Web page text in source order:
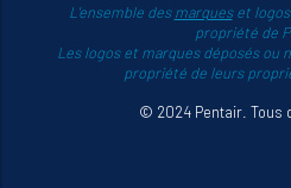
L'ensemble desmarqueset logos
propriété de
Les logos et marques déposés ou
propriété de leurs
© 2024 Pentair. Tous